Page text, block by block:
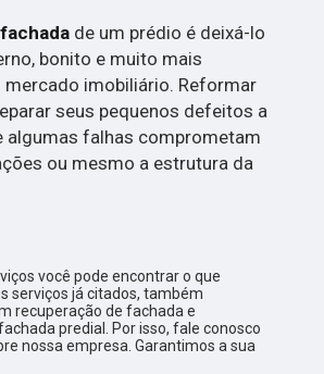
de um prédio é deixá-lo
bonito e muito mais
mercado imobiliário. Reformar
seus pequenos defeitos a
algumas falhas comprometam
ou mesmo a estrutura da
você pode encontrar o que
serviços já citados, também
recuperação de fachada e
predial. Por isso, fale conosco
nossa empresa. Garantimos a sua